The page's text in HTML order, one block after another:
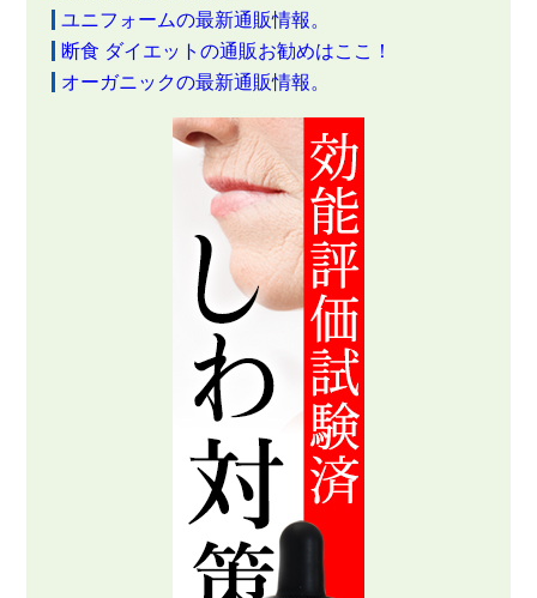
ユニフォームの最新通販情報。
断食 ダイエットの通販お勧めはここ！
オーガニックの最新通販情報。